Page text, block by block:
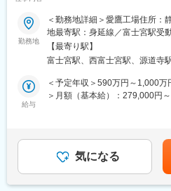
当社では企業理念である「医療
するために高品質な医療機器の
に供給しております。本ポジシ
品質）の専門知識を深めながら
また、国内トップクラスのシェ
とした医療機器に関する幅広い
愛鷹工場はテルモの生産を支え
治療に用いられる多品種なカテ
肺）など、研究開発から製造ま
に、心臓血管カテーテル治療の
上比率7割超】
■採用背景：
当社では一般家庭用の体温計や
圧計、輸液ポンプなど医療機器
ています。工場の持続的な成
ドアップが求められるなか、委
推進していただく方を募集を募
勤務地
＜勤務地詳細＞愛鷹工場住所：
地最寄駅：身延線／富士宮駅受
範囲：会社の定める事業所
【最寄り駅】
富士宮駅、西富士宮駅、源道寺
給与
＜予定年収＞590万円～1,000
＞月額（基本給）：279,000円
り、選考を通じて上下する可
当を含めた表記です。
気になる